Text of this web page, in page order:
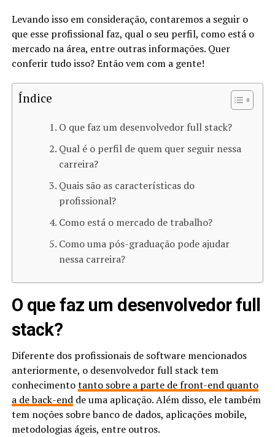
Levando isso em consideração, contaremos a seguir o
que esse profissional faz, qual o seu perfil, como está o
mercado na área, entre outras informações. Quer
conferir tudo isso? Então vem com a gente!
Índice
O que faz um desenvolvedor full stack?
Qual é o perfil de quem quer seguir nessa
carreira?
Quais são as características do
profissional?
Como está o mercado de trabalho?
Como uma pós-graduação pode ajudar
nessa carreira?
O que faz um desenvolvedor full
stack?
Diferente dos profissionais de software mencionados
anteriormente, o desenvolvedor full stack tem
conhecimentotanto sobre a parte de front-end quanto
a de back-endde uma aplicação. Além disso, ele também
tem noções sobre banco de dados, aplicações mobile,
metodologias ágeis, entre outros.